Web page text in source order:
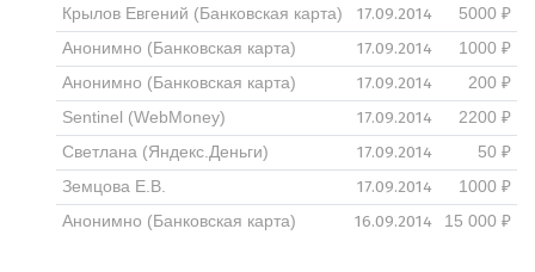
Крылов Евгений (Банковская карта) 17.09.2014
5000 ₽
Анонимно (Банковская карта)
17.09.2014
1000 ₽
Анонимно (Банковская карта)
17.09.2014
200 ₽
Sentinel (WebMoney)
17.09.2014
2200 ₽
Светлана (Яндекс.Деньги)
17.09.2014
50 ₽
Земцова Е.В.
17.09.2014
1000 ₽
Анонимно (Банковская карта)
16.09.2014 15 000 ₽